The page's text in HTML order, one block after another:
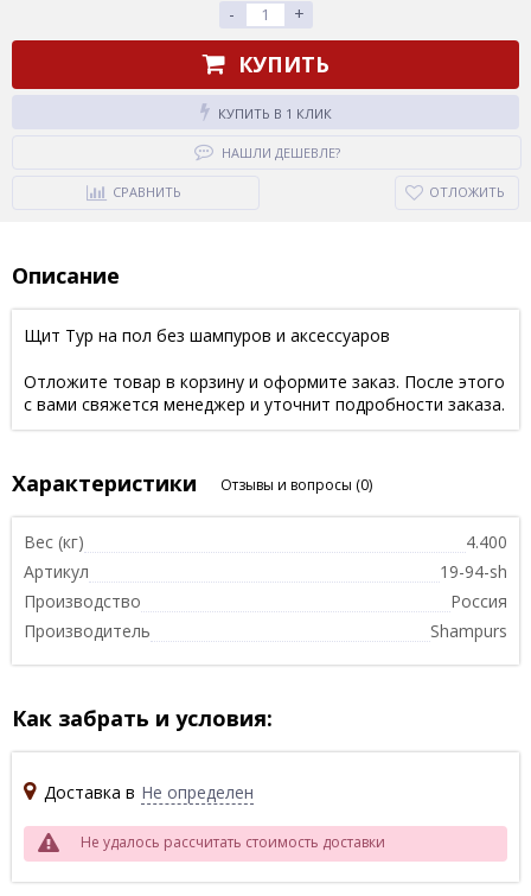
- +
КУПИТЬ
КУПИТЬ В 1 КЛИК
НАШЛИ ДЕШЕВЛЕ?
СРАВНИТЬ ОТЛОЖИТЬ
Описание
Щит Тур на пол без шампуров и аксессуаров
Отложите товар в корзину и оформите заказ. После этого
с вами свяжется менеджер и уточнит подробности заказа.
Характеристики Отзывы и вопросы (0)
Вес (кг)
4.400
Артикул
19-94-sh
Производство
Россия
Производитель
Shampurs
Как забрать и условия:
Доставка в Не определен
Не удалось рассчитать стоимость доставки